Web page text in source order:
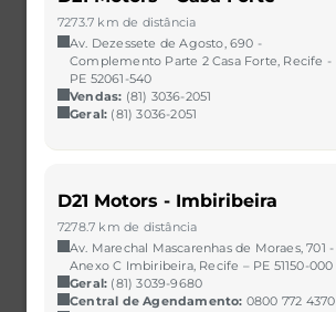
R$ 60.990,00
7273.7 km de distância
Av. Dezessete de Agosto, 690 -
Complemento Parte 2 Casa Forte, Recife -
PE 52061-540
Vendas: (81) 3036-2051
Geral: (81) 3036-2051
D21 Motors - Imbiribeira
7278.7 km de distância
Av. Marechal Mascarenhas de Moraes, 701 -
Anexo C Imbiribeira, Recife – PE 51150-000
Geral: (81) 3039-9680
Central de Agendamento: 0800 772 4370